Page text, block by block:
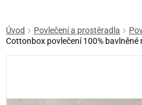
Úvod Povlečení a prostěradla
Cottonbox povlečení 100% bavlněné